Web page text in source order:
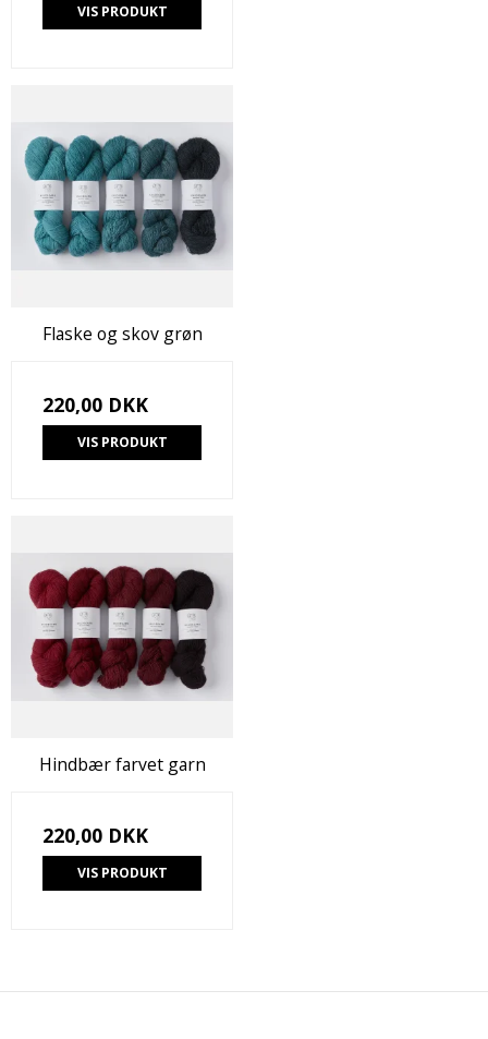
VIS PRODUKT
Flaske og skov grøn
220,00 DKK
VIS PRODUKT
Hindbær farvet garn
220,00 DKK
VIS PRODUKT